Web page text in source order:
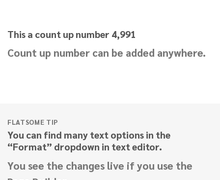
This a count up number 5,000
Count up number can be added anywhere.
FLATSOME TIP
You can find many text options in the
“Format” dropdown in text editor.
You see the changes live if you use the